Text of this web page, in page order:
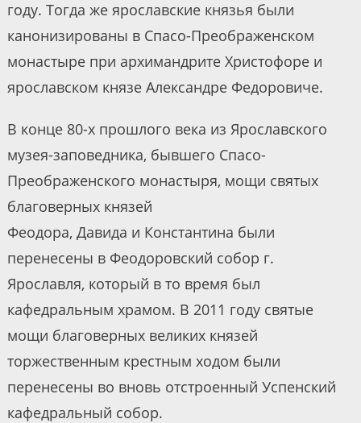
году. Тогда же ярославские князья были
канонизированы в Спасо-Преображенском
монастыре при архимандрите Христофоре и
ярославском князе Александре Федоровиче.
В конце 80-х прошлого века из Ярославского
музея-заповедника, бывшего Спасо-
Преображенского монастыря, мощи святых
благоверных князей
Феодора, Давида и Константина были
перенесены в Феодоровский собор г.
Ярославля, который в то время был
кафедральным храмом. В 2011 году святые
мощи благоверных великих князей
торжественным крестным ходом были
перенесены во вновь отстроенный Успенский
кафедральный собор.